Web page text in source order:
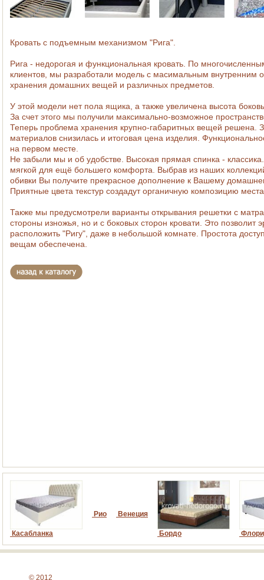
Кровать с подъемным механизмом "Рига".
Рига - недорогая и функциональная кровать. По
клиентов, мы разработали модель с масимальным внутренним
хранения домашних вещей и различных предметов.
У этой модели нет пола ящика, а также увеличена высота
За счет этого мы получили максимально-возможное
Теперь проблема хранения крупно-габаритных вещей решена.
материалов снизилась и итоговая цена изделия.
на первом месте.
Не забыли мы и об удобстве. Высокая прямая спинка -
мягкой для ещё большего комфорта. Выбрав из наших
обивки Вы получите прекрасное дополнение к Вашему
Приятные цвета текстур создадут органичную композицию
Также мы предусмотрели варианты открывания решетки с
стороны изножья, но и с боковых сторон кровати . Это позволит
расположить "Ригу", даже в небольшой комнате. Простота
вещам обеспечена.
Касабланка
Рио Венеция
Бордо
© 2012